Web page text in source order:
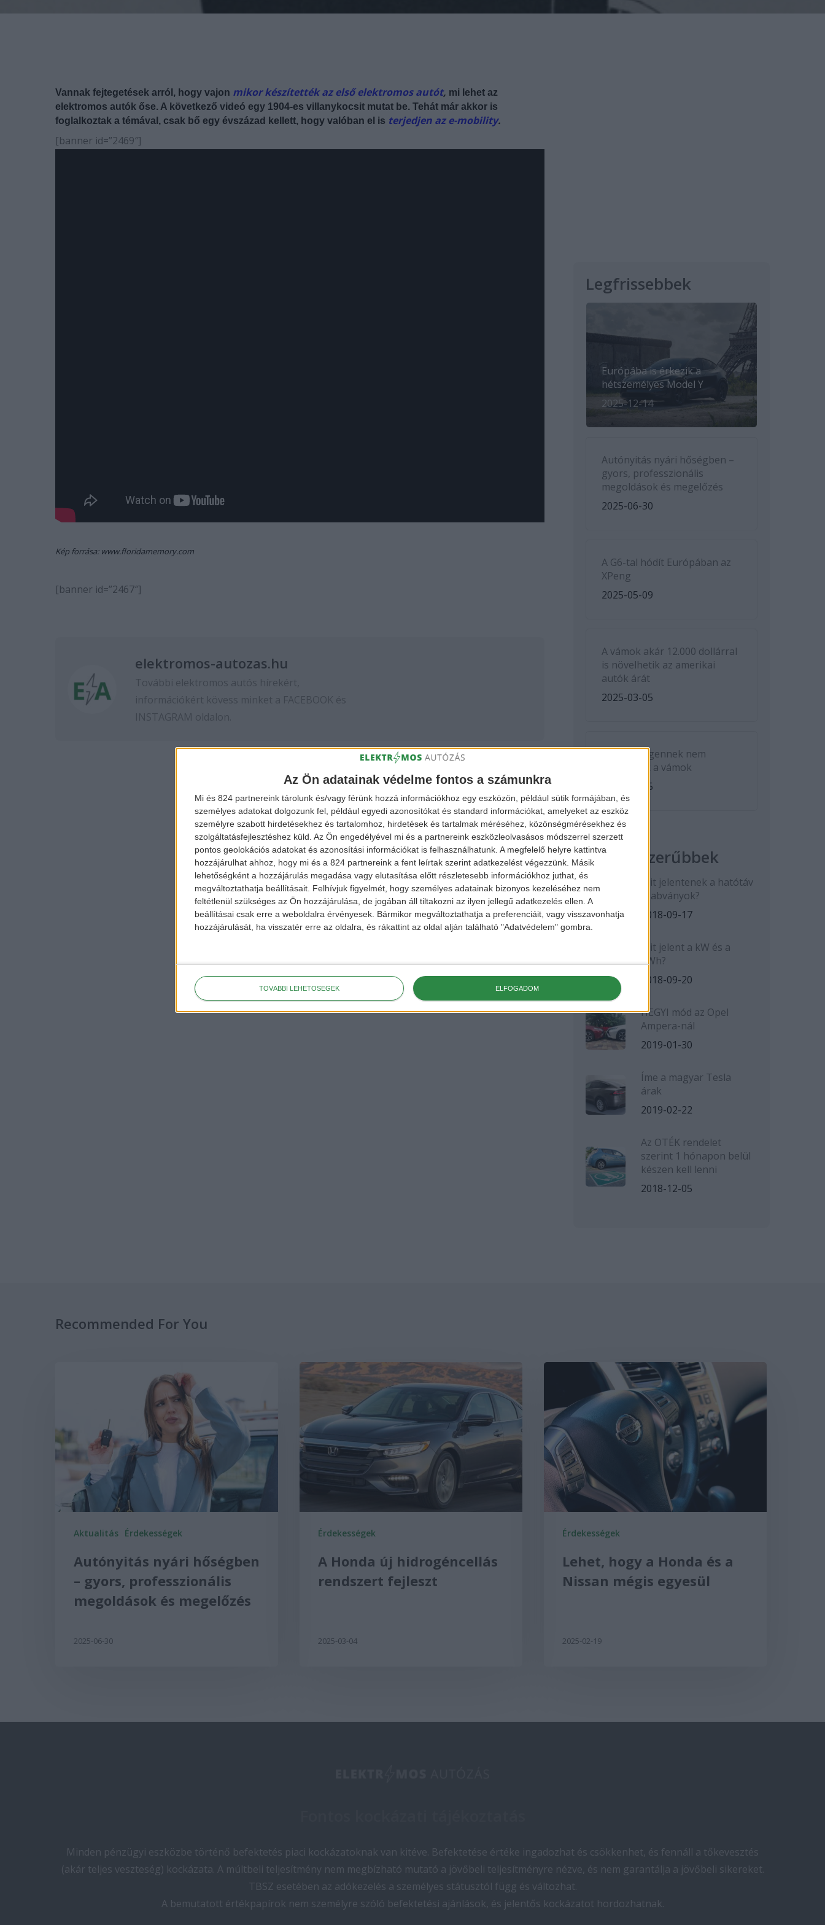
Az Ön adatainak védelme fontos a számunkra
Mi és 824 partnereink tárolunk és/vagy férünk hozzá információkhoz egy eszközön, például sütik formájában, és
személyes adatokat dolgozunk fel, például egyedi azonosítókat és standard információkat, amelyeket az eszköz
személyre szabott hirdetésekhez és tartalomhoz, hirdetések és tartalmak méréséhez, közönségmérésekhez és
szolgáltatásfejlesztéshez küld. Az Ön engedélyével mi és a partnereink eszközleolvasásos módszerrel szerzett
pontos geolokációs adatokat és azonosítási információkat is felhasználhatunk. A megfelelő helyre kattintva
hozzájárulhat ahhoz, hogy mi és a 824 partnereink a fent leírtak szerint adatkezelést végezzünk. Másik
lehetőségként a hozzájárulás megadása vagy elutasítása előtt részletesebb információkhoz juthat, és
megváltoztathatja beállításait. Felhívjuk figyelmét, hogy személyes adatainak bizonyos kezeléséhez nem
feltétlenül szükséges az Ön hozzájárulása, de jogában áll tiltakozni az ilyen jellegű adatkezelés ellen. A
beállításai csak erre a weboldalra érvényesek. Bármikor megváltoztathatja a preferenciáit, vagy visszavonhatja
hozzájárulását, ha visszatér erre az oldalra, és rákattint az oldal alján található "Adatvédelem" gombra.
TOVÁBBI LEHETŐSÉGEK ELFOGADOM
Vannak fejtegetések arról, hogy vajon mikor készítették az első elektromos autót, mi lehet az
elektromos autók őse. A következő videó egy 1904-es villanykocsit mutat be. Tehát már akkor is
foglalkoztak a témával, csak bő egy évszázad kellett, hogy valóban el is terjedjen az e-mobility.
[banner id=”2469″]
Kép forrása: www.floridamemory.com
[banner id=”2467″]
elektromos-autozas.hu
További elektromos autós hírekért,
információkért kövess minket a FACEBOOK és
INSTAGRAM oldalon.
Legfrissebbek
Európába is érkezik a
hétszemélyes Model Y
2025-12-14
Autónyitás nyári hőségben –
gyors, professzionális
megoldások és megelőzés
2025-06-30
A G6-tal hódít Európában az
XPeng
2025-05-09
A vámok akár 12.000 dollárral
is növelhetik az amerikai
autók árát
2025-03-05
A Volkswagennek nem
kedveznek a vámok
2025-03-05
Legnépszerűbbek
Mit jelentenek a hatótáv
szabványok?
2018-09-17
Mit jelent a kW és a
kWh?
2018-09-20
HEGYI mód az Opel
Ampera-nál
2019-01-30
Íme a magyar Tesla
árak
2019-02-22
Az OTÉK rendelet
szerint 1 hónapon belül
készen kell lenni
2018-12-05
Recommended For You
Aktualitás Érdekességek
Autónyitás nyári hőségben
– gyors, professzionális
megoldások és megelőzés
2025-06-30
Érdekességek
A Honda új hidrogéncellás
rendszert fejleszt
2025-03-04
Érdekességek
Lehet, hogy a Honda és a
Nissan mégis egyesül
2025-02-19
Minden pénzügyi eszközbe történő befektetés piaci kockázatoknak van kitéve. Befektetése értéke ingadozhat és csökkenhet, és fennáll a tőkevesztés
(akár teljes veszteség) kockázata. A múltbeli teljesítmény nem megbízható mutató a jövőbeli teljesítményre nézve, és nem garantálja a jövőbeli sikereket.
TBSZ esetében az adókezelés a személyes státusztól függ és változhat.
A bemutatott értékpapírok nem személyre szóló befektetési ajánlások, és jelentős kockázatot hordozhatnak.